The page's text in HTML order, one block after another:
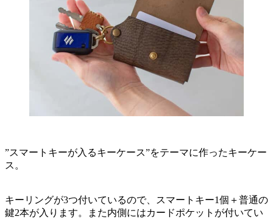
”スマートキーが入るキーケース”をテーマに作ったキーケー
ス。
キーリングが3つ付いているので、スマートキー1個＋普通の
鍵2本が入ります。また内側にはカードポケットが付いてい